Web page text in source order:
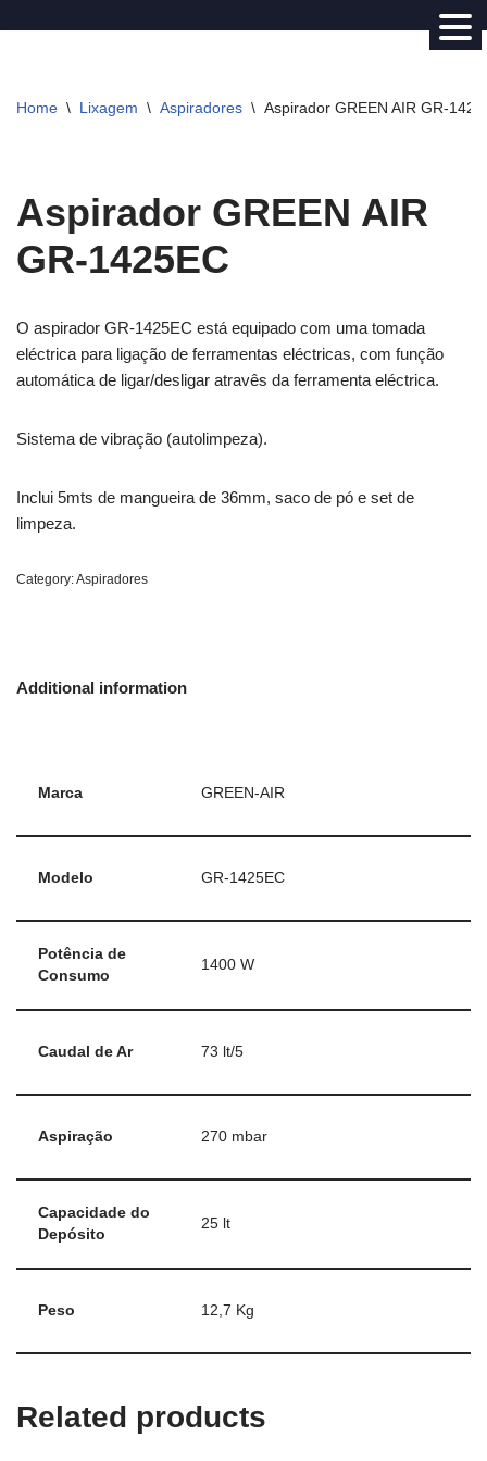
o
Home \ Lixagem \ Aspiradores \ Aspirador GREEN AIR GR-
Aspirador GREEN AIR
GR-1425EC
O aspirador GR-1425EC está equipado com uma tomada
eléctrica para ligação de ferramentas eléctricas, com função
automática de ligar/desligar atravês da ferramenta eléctrica.
Sistema de vibração (autolimpeza).
Inclui 5mts de mangueira de 36mm, saco de pó e set de
limpeza.
Category:Aspiradores
Additional information
Marca GREEN-AIR
Modelo GR-1425EC
Potência de
Consumo
1400 W
Caudal de Ar 73 lt/5
Aspiração 270 mbar
Capacidade do
Depósito
25 lt
Peso 12,7 Kg
Related products